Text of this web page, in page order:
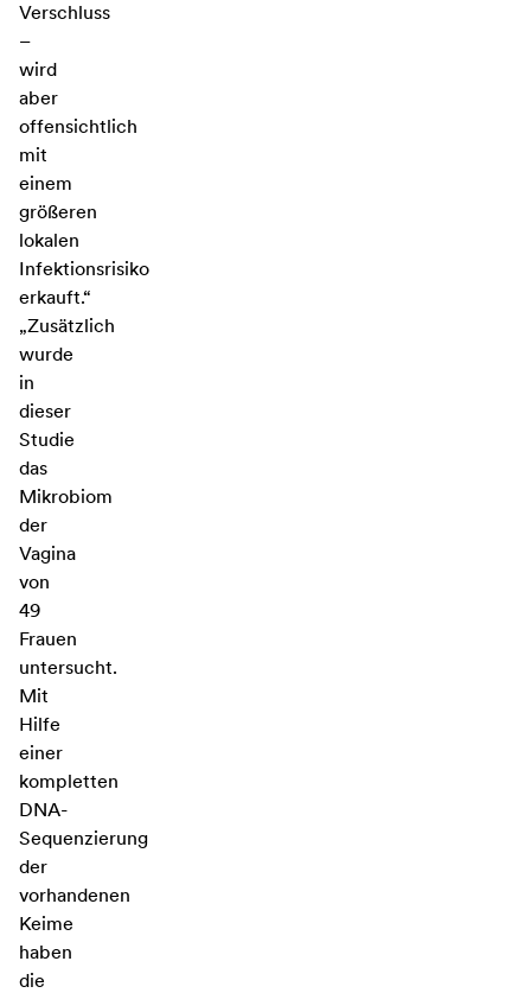
Verschluss
–
wird
aber
offensichtlich
mit
einem
größeren
lokalen
Infektionsrisiko
erkauft.“
„Zusätzlich
wurde
in
dieser
Studie
das
Mikrobiom
der
Vagina
von
49
Frauen
untersucht.
Mit
Hilfe
einer
kompletten
DNA-
Sequenzierung
der
vorhandenen
Keime
haben
die